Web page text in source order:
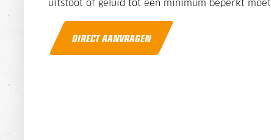
uitstoot of geluid tot een minimum beperkt
DIRECT AANVRAGEN